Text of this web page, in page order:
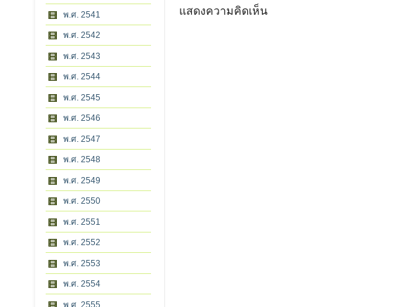
พ.ศ. 2541
พ.ศ. 2542
พ.ศ. 2543
พ.ศ. 2544
พ.ศ. 2545
พ.ศ. 2546
พ.ศ. 2547
พ.ศ. 2548
พ.ศ. 2549
พ.ศ. 2550
พ.ศ. 2551
พ.ศ. 2552
พ.ศ. 2553
พ.ศ. 2554
พ.ศ. 2555
แสดงความคิดเห็น